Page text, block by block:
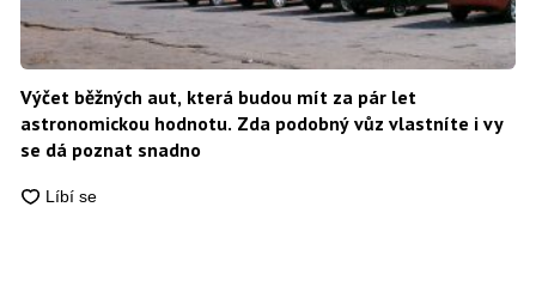
Výčet běžných aut, která budou mít za pár let
astronomickou hodnotu. Zda podobný vůz vlastníte i vy
se dá poznat snadno